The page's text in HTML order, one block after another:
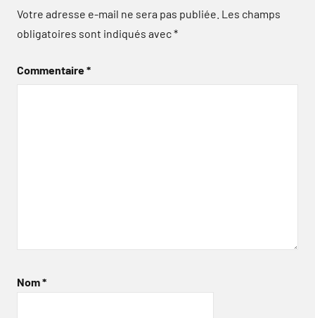
Votre adresse e-mail ne sera pas publiée. Les champs
obligatoires sont indiqués avec*
Commentaire*
Nom*